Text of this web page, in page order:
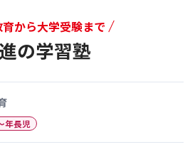
から大学受験まで
の学習塾
年長児